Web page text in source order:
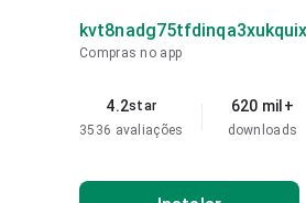
Compras no app
4.2star
3536 avaliações
620 mil+
downloads